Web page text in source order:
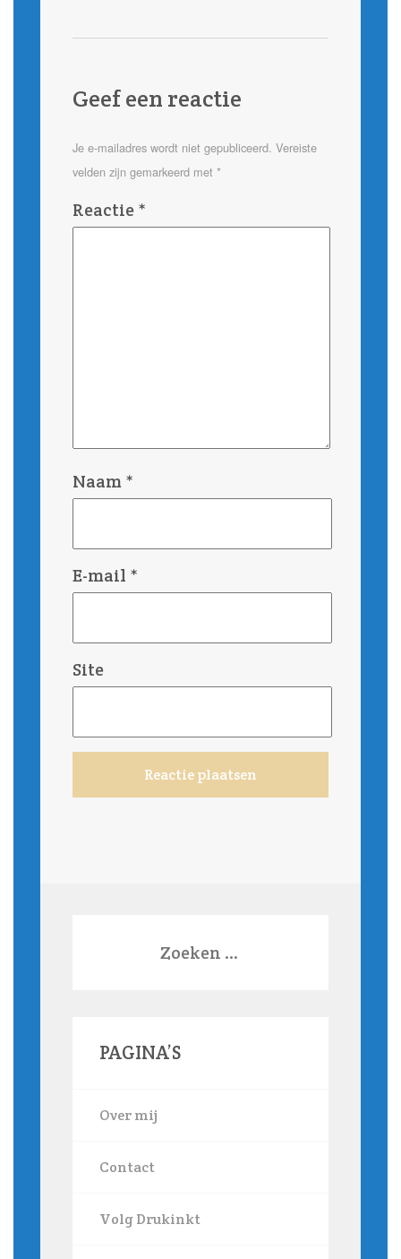
Geef een reactie
Je e-mailadres wordt niet gepubliceerd. Vereiste
velden zijn gemarkeerd met *
Reactie *
Naam *
E-mail *
Site
PAGINA’S
Over mij
Contact
Volg Drukinkt